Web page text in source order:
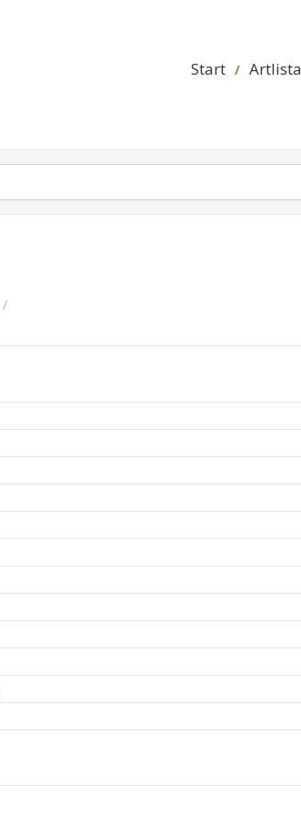
Start Artlista
/